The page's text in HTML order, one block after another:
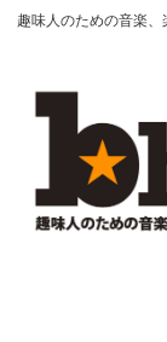
趣味人のための音楽